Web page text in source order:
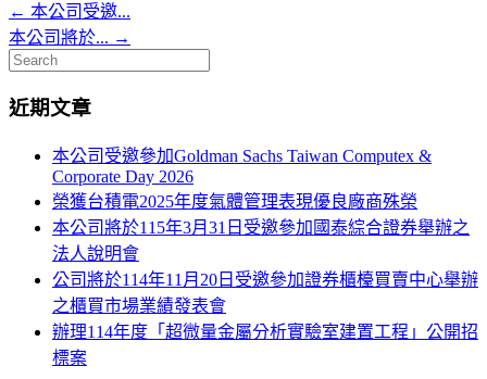
← 本公司受邀...
本公司將於... →
Search
for:
近期文章
本公司受邀參加Goldman Sachs Taiwan Computex &
Corporate Day 2026
榮獲台積電2025年度氣體管理表現優良廠商殊榮
本公司將於115年3月31日受邀參加國泰綜合證券舉辦之
法人說明會
公司將於114年11月20日受邀參加證券櫃檯買賣中心舉辦
之櫃買市場業績發表會
辦理114年度「超微量金屬分析實驗室建置工程」公開招
標案